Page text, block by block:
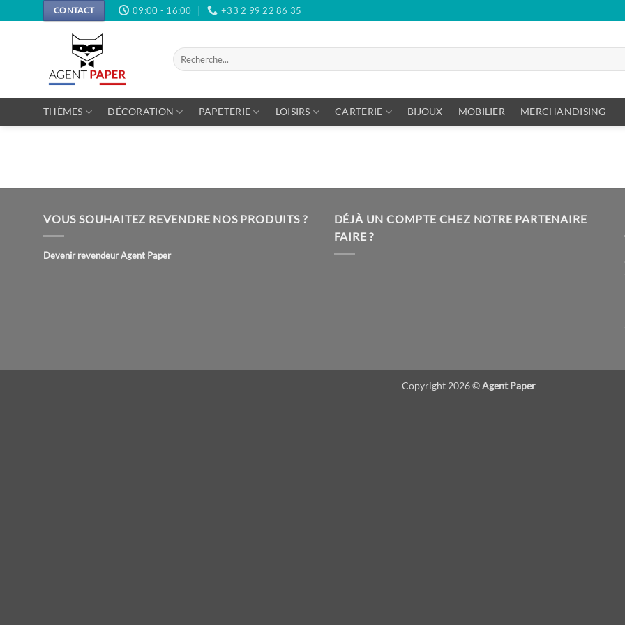
au
CONTACT 09:00 - 16:00 +33 2 99 22 86 35
Recherche
pour :
THÈMES DÉCORATION PAPETERIE LOISIRS CARTERIE BIJOUX MOBILIER MERCHANDISING
VOUS SOUHAITEZ REVENDRE NOS PRODUITS ?
Devenir revendeur Agent Paper
DÉJÀ UN COMPTE CHEZ NOTRE PARTENAIRE
FAIRE ?
Copyright 2026 ©Agent Paper